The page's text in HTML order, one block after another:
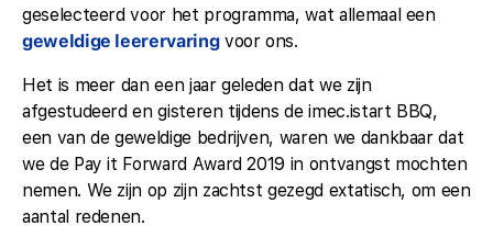
geselecteerd voor het programma, wat allemaal een
geweldige leerervaringvoor ons.
Het is meer dan een jaar geleden dat we zijn
afgestudeerd en gisteren tijdens de imec.istart BBQ,
een van de geweldige bedrijven, waren we dankbaar dat
we de Pay it Forward Award 2019 in ontvangst mochten
nemen. We zijn op zijn zachtst gezegd extatisch, om een
aantal redenen.